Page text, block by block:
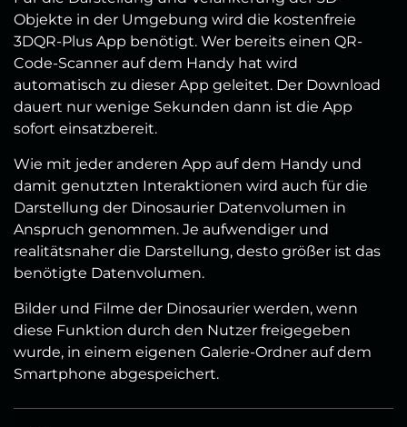
Objekte in der Umgebung wird die kostenfreie
3DQR-Plus App benötigt. Wer bereits einen QR-
Code-Scanner auf dem Handy hat wird
automatisch zu dieser App geleitet. Der Download
dauert nur wenige Sekunden dann ist die App
sofort einsatzbereit.
Wie mit jeder anderen App auf dem Handy und
damit genutzten Interaktionen wird auch für die
Darstellung der Dinosaurier Datenvolumen in
Anspruch genommen. Je aufwendiger und
realitätsnaher die Darstellung, desto größer ist das
benötigte Datenvolumen.
Bilder und Filme der Dinosaurier werden, wenn
diese Funktion durch den Nutzer freigegeben
wurde, in einem eigenen Galerie-Ordner auf dem
Smartphone abgespeichert.